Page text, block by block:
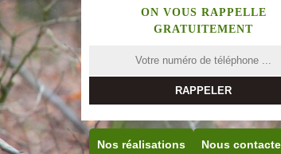
ON VOUS RAPPELLE
GRATUITEMENT
Nos réalisations Nous